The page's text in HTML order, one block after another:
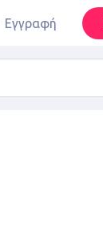
Εγγραφή